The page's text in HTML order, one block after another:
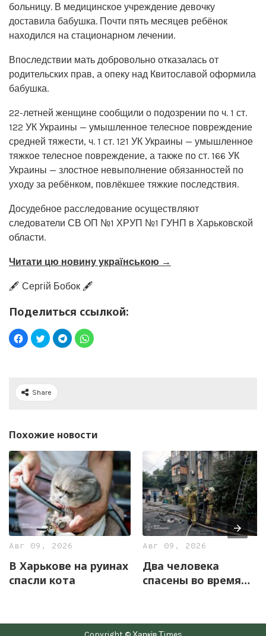
больницу. В медицинское учреждение девочку
доставила бабушка. Почти пять месяцев ребёнок
находился на стационарном лечении.
Впоследствии мать добровольно отказалась от
родительских прав, а опеку над Квитославой оформила
бабушка.
22-летней женщине сообщили о подозрении по ч. 1 ст.
122 УК Украины — умышленное телесное повреждение
средней тяжести, ч. 1 ст. 121 УК Украины — умышленное
тяжкое телесное повреждение, а также по ст. 166 УК
Украины — злостное невыполнение обязанностей по
уходу за ребёнком, повлёкшее тяжкие последствия.
Досудебное расследование осуществляют
следователи СВ ОП №1 ХРУП №1 ГУНП в Харьковской
области.
Читати цю новину українською →
🖋️ Сергій Бобок 🖋️
Поделиться ссылкой:
Share
Похожие новости
Авг 09, 2026
В Харькове на руинах
спасли кота
Авг 09, 2026
Два человека
спасены во время